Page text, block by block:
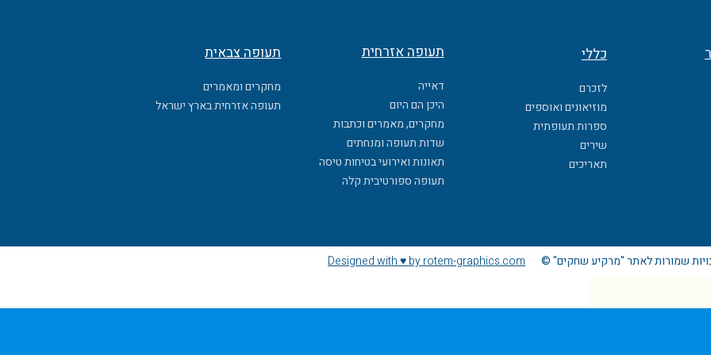
כללי
לזכרם
מוזיאונים ואוספים
ספרות תעופתית
שירים
תאריכים
תעופה אזרחית
דאייה
היכן הם היום
מחקרים, מאמרים וכתבות
שדות תעופה ומנחתים
תאונות ואירועי בטיחות טיסה
תעופה ספורטיבית קלה
תעופה צבאית
מחקרים ומאמרים
תעופה אזרחית בארץ ישראל
שמורות לאתר "מרקיע שחקים" © Designed with ♥ by rotem-graphics.com